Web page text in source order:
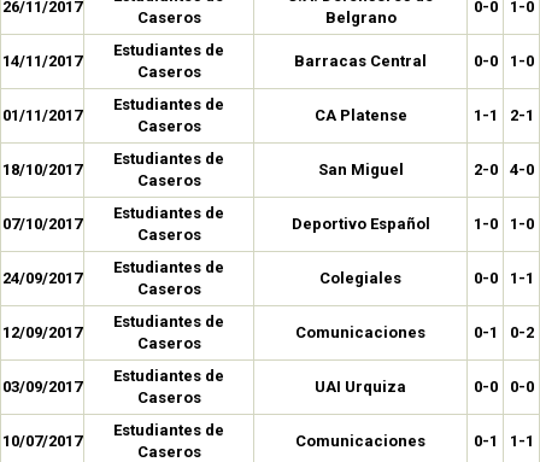
26/11/2017
Caseros
Belgrano
0-0 1-0
14/11/2017
Estudiantes de
Caseros
Barracas Central 0-0 1-0
01/11/2017
Estudiantes de
Caseros
CA Platense 1-1 2-1
18/10/2017
Estudiantes de
Caseros
San Miguel 2-0 4-0
07/10/2017
Estudiantes de
Caseros
Deportivo Español 1-0 1-0
24/09/2017
Estudiantes de
Caseros
Colegiales 0-0 1-1
12/09/2017
Estudiantes de
Caseros
Comunicaciones 0-1 0-2
03/09/2017
Estudiantes de
Caseros
UAI Urquiza 0-0 0-0
10/07/2017
Estudiantes de
Caseros
Comunicaciones 0-1 1-1